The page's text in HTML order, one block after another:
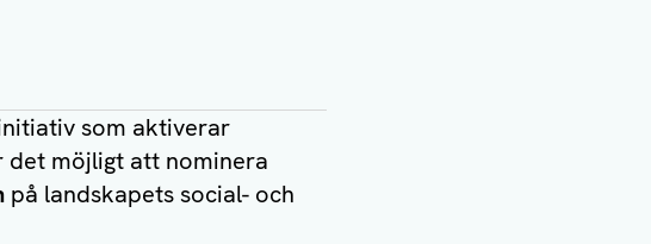
som aktiverar
det möjligt att nominera
på landskapets social- och